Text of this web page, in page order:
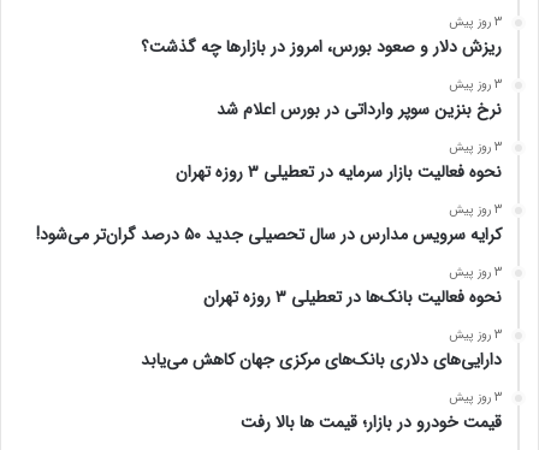
3 روز پیش
ریزش دلار و صعود بورس، امروز در بازارها چه گذشت؟
3 روز پیش
نرخ بنزین سوپر وارداتی در بورس اعلام شد
3 روز پیش
نحوه فعالیت بازار سرمایه در تعطیلی ۳ روزه تهران
3 روز پیش
کرایه سرویس مدارس در سال تحصیلی جدید ۵۰ درصد گران‌تر می‌شود!
3 روز پیش
نحوه فعالیت بانک‌ها در تعطیلی ۳ روزه تهران
3 روز پیش
دارایی‌های دلاری بانک‌های مرکزی جهان کاهش می‌یابد
3 روز پیش
قیمت خودرو در بازار؛ قیمت ها بالا رفت